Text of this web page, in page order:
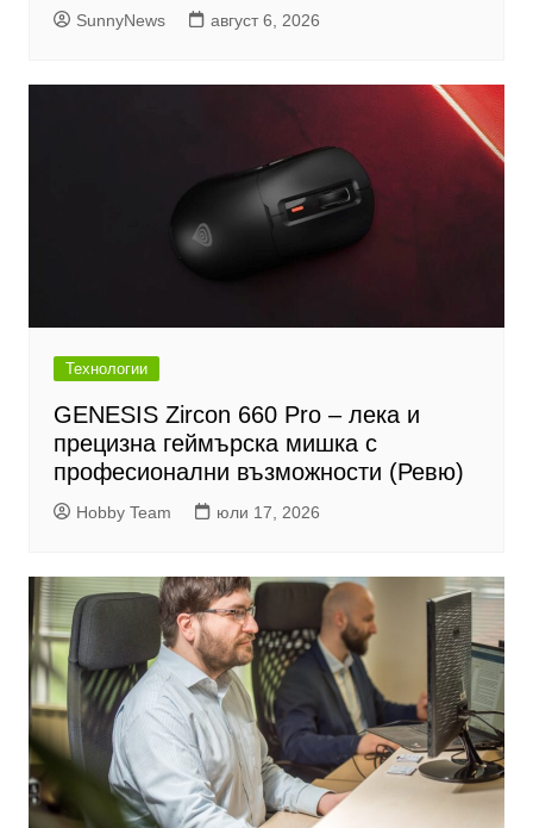
SunnyNews август 6, 2026
Технологии
GENESIS Zircon 660 Pro – лека и
прецизна геймърска мишка с
професионални възможности (Ревю)
Hobby Team юли 17, 2026